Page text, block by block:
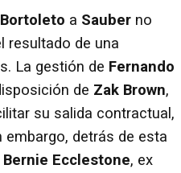
a Sauber no
resultado de una
La gestión de Fernando
de Zak Brown,
su salida contractual,
embargo, detrás de esta
Bernie Ecclestone, ex